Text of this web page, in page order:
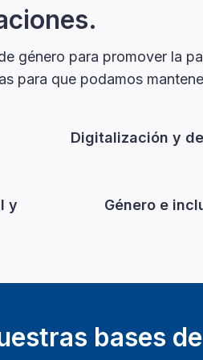
género para promover la
para que podamos
Digitalización y
y
Género e
bases